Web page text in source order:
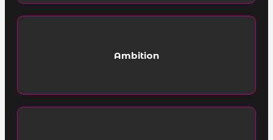
Ambition